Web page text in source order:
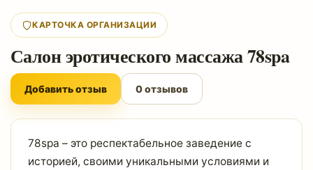
КАРТОЧКА ОРГАНИЗАЦИИ
Салон эротического массажа 78spa
Добавить отзыв 0 отзывов
78spa – это респектабельное заведение с
историей, своими уникальными условиями и